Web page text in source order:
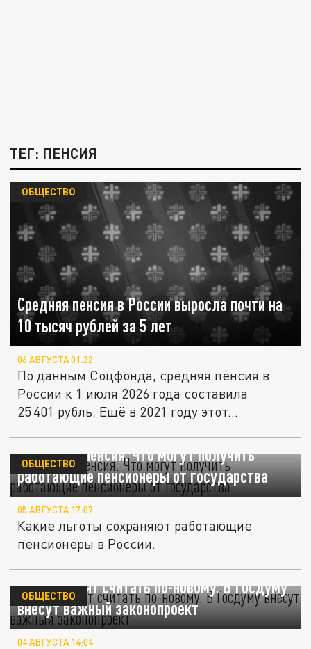
ТЕГ: ПЕНСИЯ
Средняя пенсия в России выросла почти на
10 тысяч рублей за 5 лет
ОБЩЕСТВО
06 АВГУСТА 01:22
По данным Соцфонда, средняя пенсия в
России к 1 июля 2026 года составила
25 401 рубль. Ещё в 2021 году этот...
Не только пенсия. Что могут получить
работающие пенсионеры от государства
ОБЩЕСТВО
05 АВГУСТА 17:07
Какие льготы сохраняют работающие
пенсионеры в России.
Пенсии хотят считать по-новому. В Госдуму
внесут важный законопроект
ОБЩЕСТВО
04 АВГУСТА 14:04